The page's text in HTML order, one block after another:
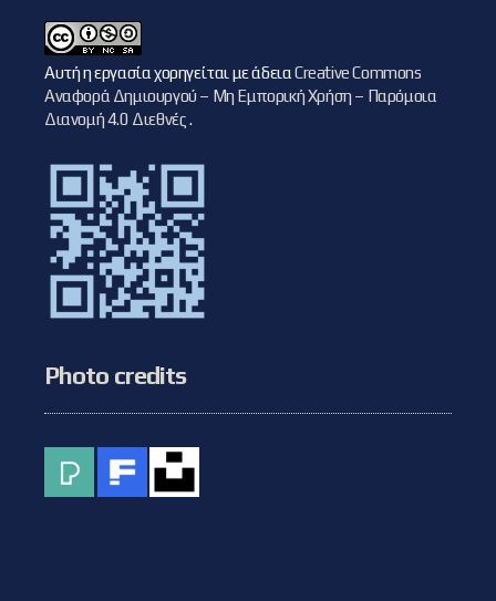
Αυτή η εργασία χορηγείται με άδειαCreative Commons
Αναφορά Δημιουργού – Μη Εμπορική Χρήση – Παρόμοια
Διανομή 4.0 Διεθνές.
Photo credits